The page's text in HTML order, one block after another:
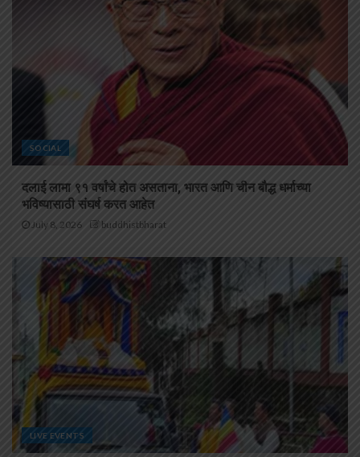
SOCIAL
दलाई लामा ९१ वर्षांचे होत असताना, भारत आणि चीन बौद्ध धर्माच्या
भविष्यासाठी संघर्ष करत आहेत
July 8, 2026 buddhistbharat
LIVE EVENTS